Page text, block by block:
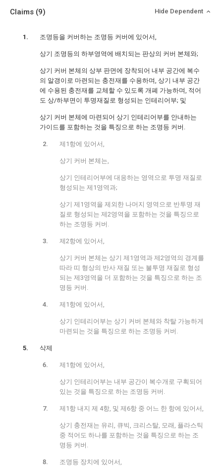
Claims (9) Hide Dependent
조명등을 커버하는 조명등 커버에 있어서,
상기 조명등의 하부영역에 배치되는 판상의 커버 본체와;
상기 커버 본체의 상부 판면에 장착되어 내부 공간에 복수
의 알갱이로 마련되는 충전재를 수용하며, 상기 내부 공간
에 수용된 충전재를 교체할 수 있도록 개폐 가능하며, 적어
도 상/하부면이 투명재질로 형성되는 인테리어부; 및
상기 커버 본체에 마련되어 상기 인테리어부를 안내하는
가이드를 포함하는 것을 특징으로 하는 조명등 커버.
제1항에 있어서,
상기 커버 본체는,
상기 인테리어부에 대응하는 영역으로 투명 재질로
형성되는 제1영역과;
상기 제1영역을 제외한 나머지 영역으로 반투명 재
질로 형성되는 제2영역을 포함하는 것을 특징으로
하는 조명등 커버.
제2항에 있어서,
상기 커버 본체는 상기 제1영역과 제2영역의 경계를
따라 띠 형상의 반사 재질 또는 불투명 재질로 형성
되는 제3영역을 더 포함하는 것을 특징으로 하는 조
명등 커버.
제1항에 있어서,
상기 인테리어부는 상기 커버 본체와 착탈 가능하게
마련되는 것을 특징으로 하는 조명등 커버.
삭제
제1항에 있어서,
상기 인테리어부는 내부 공간이 복수개로 구획되어
있는 것을 특징으로 하는 조명등 커버.
제1항 내지 제 4항, 및 제6항 중 어느 한 항에 있어서,
상기 충전재는 유리, 큐빅, 크리스탈, 모래, 플라스틱
중 적어도 하나를 포함하는 것을 특징으로 하는 조
명등 커버.
조명등 장치에 있어서,